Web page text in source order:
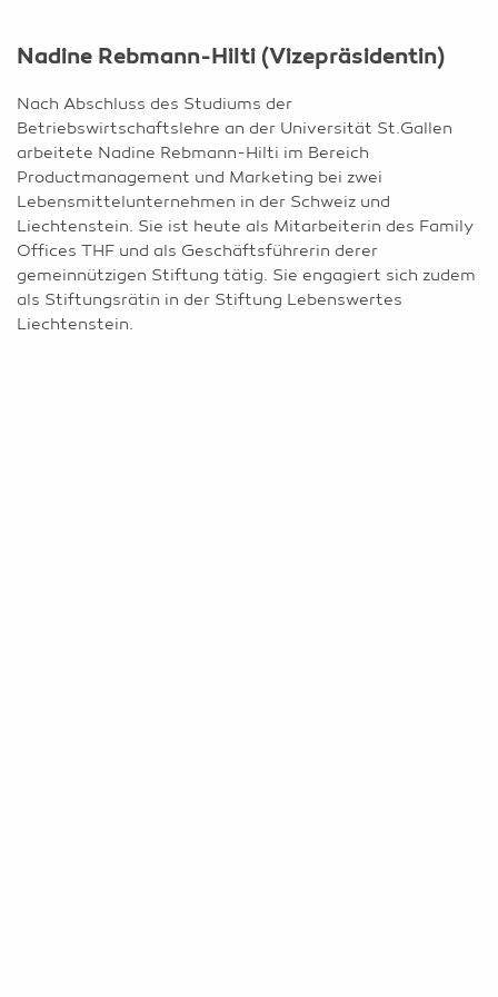
Nadine Rebmann-Hilti (Vizepräsidentin)
Nach Abschluss des Studiums der
Betriebswirtschaftslehre an der Universität St.Gallen
arbeitete Nadine Rebmann-Hilti im Bereich
Productmanagement und Marketing bei zwei
Lebensmittelunternehmen in der Schweiz und
Liechtenstein. Sie ist heute als Mitarbeiterin des Family
Offices THF und als Geschäftsführerin derer
gemeinnützigen Stiftung tätig. Sie engagiert sich zudem
als Stiftungsrätin in der Stiftung Lebenswertes
Liechtenstein.